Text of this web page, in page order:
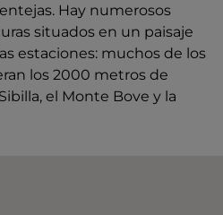
Hay numerosos
situados en un paisaje
estaciones: muchos de los
los 2000 metros de
el Monte Bove y la